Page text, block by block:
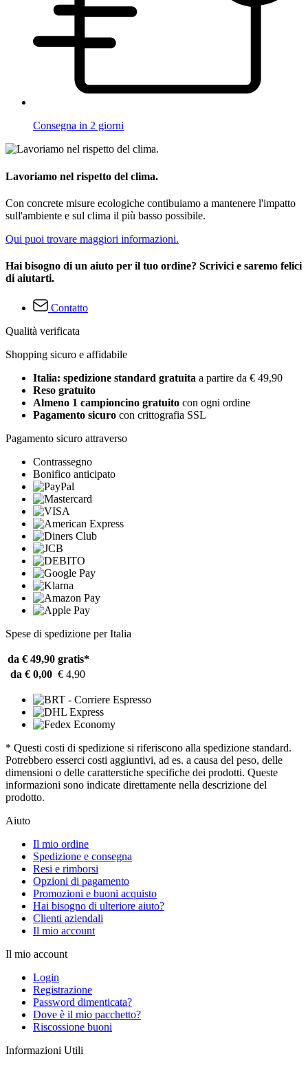
Consegna in 2 giorni
Lavoriamo nel rispetto del clima.
Con concrete misure ecologiche contibuiamo a mantenere l'impatto
sull'ambiente e sul clima il più basso possibile.
Qui puoi trovare maggiori informazioni.
Hai bisogno di un aiuto per il tuo ordine? Scrivici e saremo felici
di aiutarti.
Contatto
Qualità verificata
Shopping sicuro e affidabile
Italia: spedizione standard gratuita a partire da € 49,90
Reso gratuito
Almeno 1 campioncino gratuito con ogni ordine
Pagamento sicuro con crittografia SSL
Pagamento sicuro attraverso
Contrassegno
Bonifico anticipato
Spese di spedizione per Italia
da € 49,90 gratis*
da € 0,00 € 4,90
* Questi costi di spedizione si riferiscono alla spedizione standard.
Potrebbero esserci costi aggiuntivi, ad es. a causa del peso, delle
dimensioni o delle caratterstiche specifiche dei prodotti. Queste
informazioni sono indicate direttamente nella descrizione del
prodotto.
Aiuto
Il mio ordine
Spedizione e consegna
Resi e rimborsi
Opzioni di pagamento
Promozioni e buoni acquisto
Hai bisogno di ulteriore aiuto?
Clienti aziendali
Il mio account
Il mio account
Login
Registrazione
Password dimenticata?
Dove è il mio pacchetto?
Riscossione buoni
Informazioni Utili